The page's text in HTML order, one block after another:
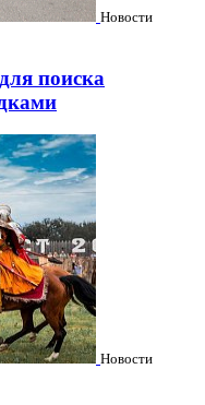
Новости
поиска
Новости